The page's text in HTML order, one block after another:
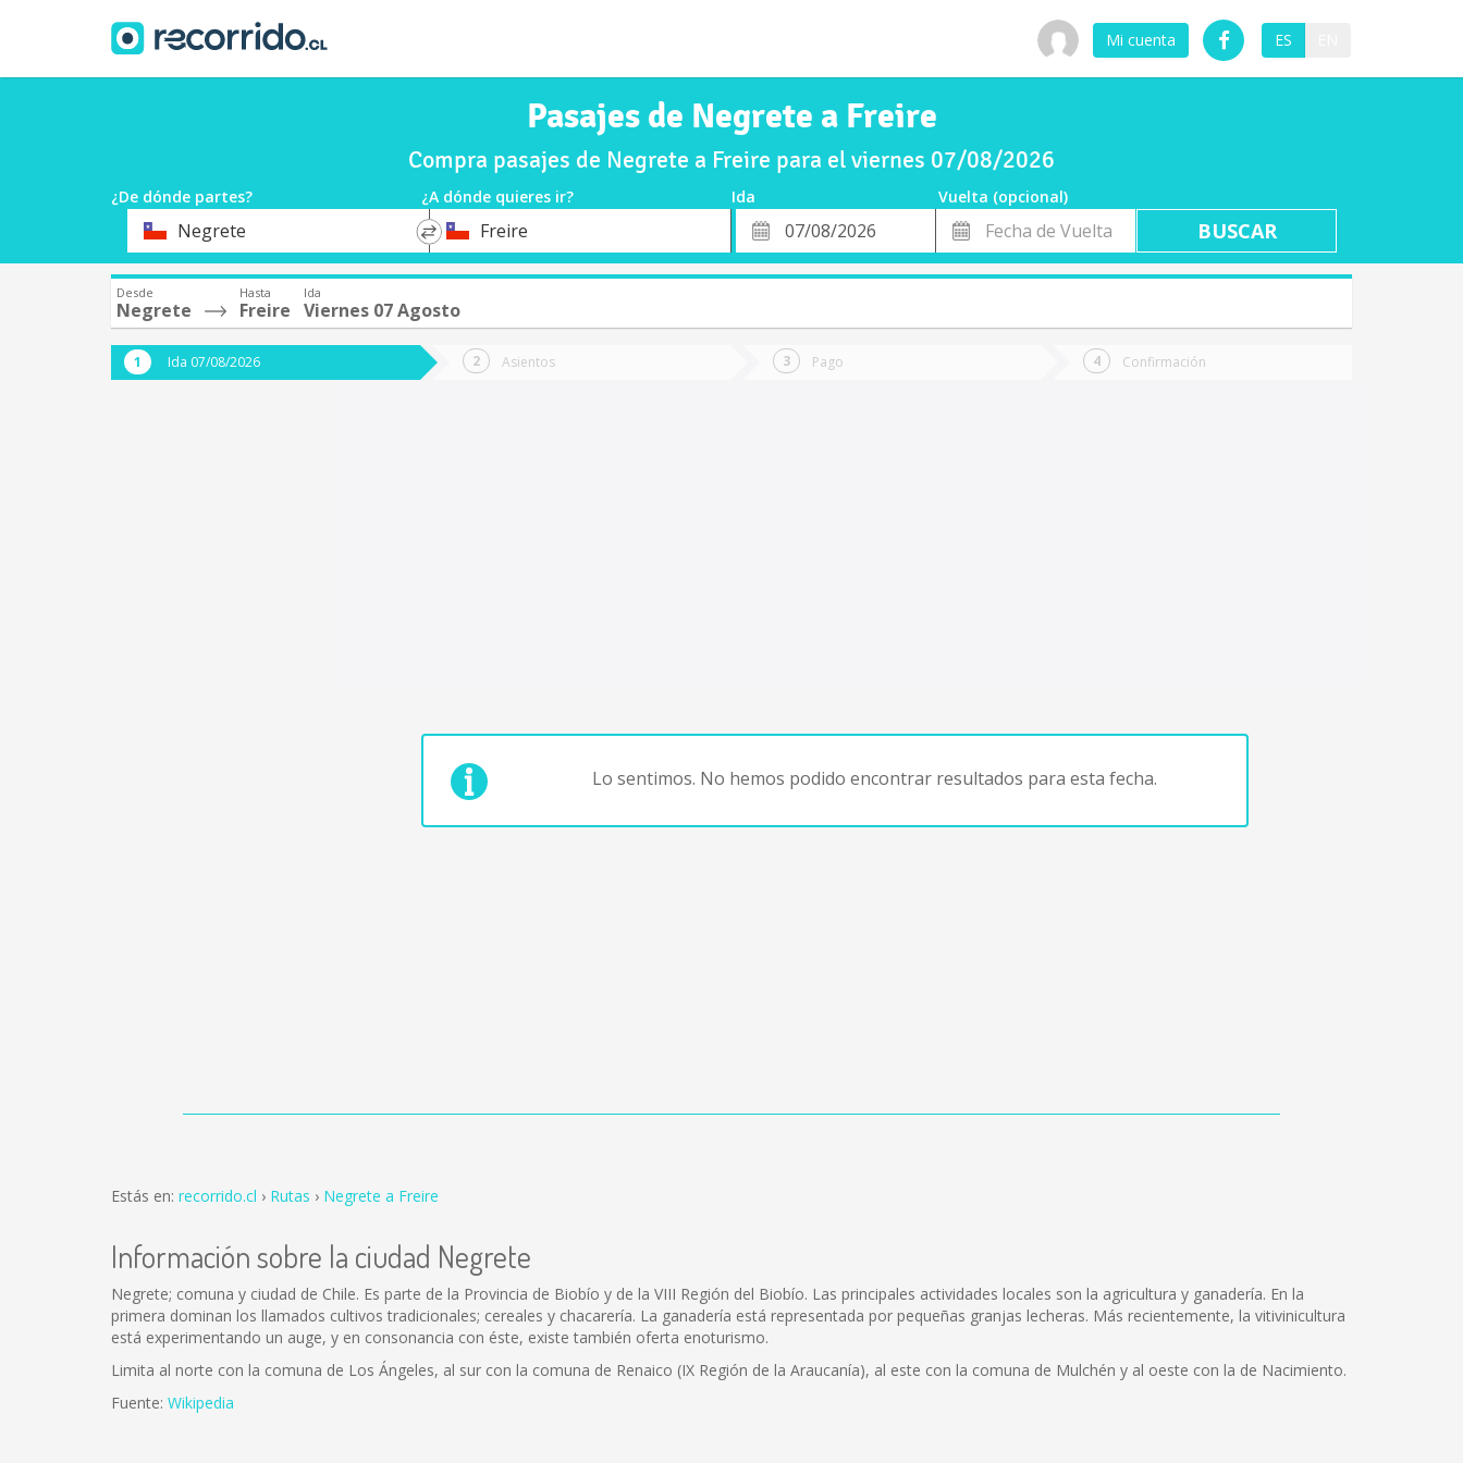
Mi cuenta ES
Pasajes de Negrete a Freire
Compra pasajes de Negrete a Freire para el viernes 07/08/2026
¿De dónde partes? ¿A dónde quieres ir? Ida
Vuelta (opcional)
OrigenNegrete
*
DestinoFreire
Fecha
de
Fecha
de
Vuelta
Desde
Negrete
Hasta
Freire
Ida
Viernes 07 Agosto
Ida 07/08/2026 Asientos Pago Confirmación
Lo sentimos. No hemos podido encontrar resultados para esta fecha.
Estás en: recorrido.cl Rutas Negrete a Freire
Información sobre la ciudad Negrete
Negrete; comuna y ciudad de Chile. Es parte de la Provincia de Biobío y de la VIII Región del Biobío. Las principales actividades locales son la agricultura y ganadería. En la
primera dominan los llamados cultivos tradicionales; cereales y chacarería. La ganadería está representada por pequeñas granjas lecheras. Más recientemente, la vitivinicultura
está experimentando un auge, y en consonancia con éste, existe también oferta enoturismo.
Limita al norte con la comuna de Los Ángeles, al sur con la comuna de Renaico (IX Región de la Araucanía), al este con la comuna de Mulchén y al oeste con la de Nacimiento.
Fuente: Wikipedia